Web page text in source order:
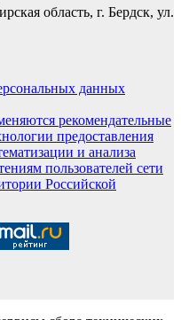
область, г. Бердск, ул.
данных
рекомендательные
предоставления
и анализа
пользователей сети
Российской